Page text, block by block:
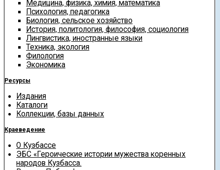
Медицина, физика, химия, математика
Психология, педагогика
Биология, сельское хозяйство
История, политология, философия, социология
Лингвистика, иностранные языки
Техника, экология
Филология
Экономика
Ресурсы
Издания
Каталоги
Коллекции, базы данных
Краеведение
О Кузбассе
ЭБС «Героические истории мужества коренных
народов Кузбасса.